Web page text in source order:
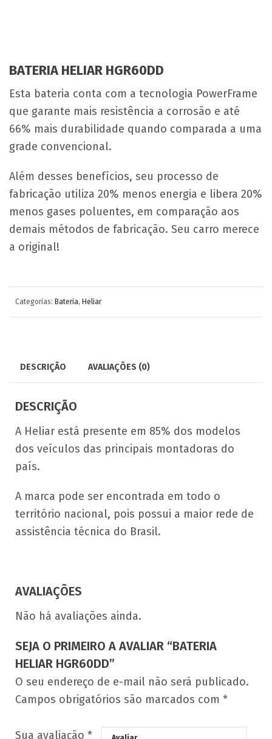
BATERIA HELIAR HGR60DD
Esta bateria conta com a tecnologia PowerFrame
que garante mais resistência a corrosão e até
66% mais durabilidade quando comparada a uma
grade convencional.
Além desses benefícios, seu processo de
fabricação utiliza 20% menos energia e libera 20%
menos gases poluentes, em comparação aos
demais métodos de fabricação. Seu carro merece
a original!
Categorias: Bateria, Heliar
DESCRIÇÃO AVALIAÇÕES (0)
DESCRIÇÃO
A Heliar está presente em 85% dos modelos
dos veículos das principais montadoras do
país.
A marca pode ser encontrada em todo o
território nacional, pois possui a maior rede de
assistência técnica do Brasil.
AVALIAÇÕES
Não há avaliações ainda.
SEJA O PRIMEIRO A AVALIAR “BATERIA
HELIAR HGR60DD”
O seu endereço de e-mail não será publicado.
Campos obrigatórios são marcados com *
Sua avaliação *